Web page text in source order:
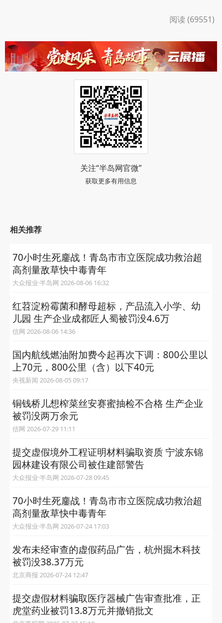
阅读 (69551)
关注“半岛网官微”
获取更多有用信息
相关推荐
70小时生死鏖战！青岛市市立医院成功救治超
高剂量敌草快中毒青年
大众报业·半岛网 2026-08-06 16:32
红苕淀粉霉菌和酵母超标，产品流入小学、幼
儿园 生产企业成都匠人蜀被罚没4.6万
信网 2026-08-06 14:36
国内航线燃油附加费今起再次下调：800公里以
上70元，800公里（含）以下40元
央视新闻 2026-08-05 09:17
铜钱桥儿想榨菜丝安赛蜜抽检不合格 生产企业
被罚没两万余元
信网 2026-07-29 11:11
提交虚假境外工程证明材料骗取资质 宁波东锦
园林建设有限公司被住建部警告
大众报业·半岛网 2026-07-28 09:45
70小时生死鏖战！青岛市市立医院成功救治超
高剂量敌草快中毒青年
大众报业·半岛网 2026-07-24 17:03
发布未经审查的虚假药品广告，杭州掘木科技
被罚没38.37万元
北京商报 2026-07-24 12:47
提交虚假材料骗取医疗器械广告审查批准，正
虎堂药业被罚13.8万元并撤销批文